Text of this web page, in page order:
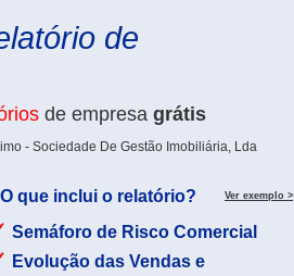
de
de empresa grátis
- Sociedade De Gestão Imobiliária, Lda
O que inclui o relatório? Ver exemplo >
Semáforo de Risco Comercial
Evolução das Vendas e